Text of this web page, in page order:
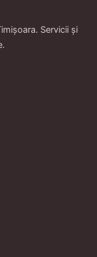
Servicii și